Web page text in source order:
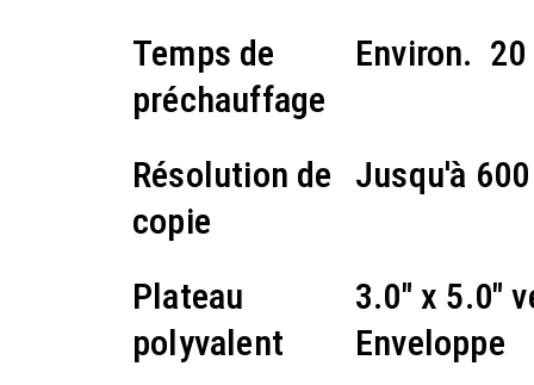
Temps de
préchauffage
Environ.
Résolution de
copie
Jusqu'à
Plateau
polyvalent
3.0" x 5.0"
Enveloppe